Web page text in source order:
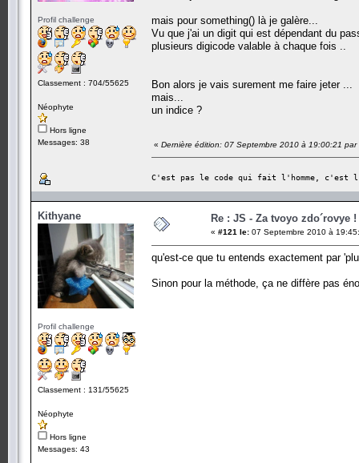
Profil challenge
Classement : 704/55625
Néophyte
Hors ligne
Messages: 38
mais pour something() là je galère...
Vu que j'ai un digit qui est dépendant du
plusieurs digicode valable à chaque fois ..
Bon alors je vais surement me faire jeter ...
mais...
un indice ?
« Dernière édition: 07 Septembre 2010 à 19:00:21 par
C'est pas le code qui fait l'homme, c'est
Kithyane
Profil challenge
Classement : 131/55625
Néophyte
Hors ligne
Messages: 43
Re : JS - Za tvoyo zdo´rovye !
« #121 le: 07 Septembre 2010 à
qu'est-ce que tu entends exactement par
Sinon pour la méthode, ça ne diffère pas